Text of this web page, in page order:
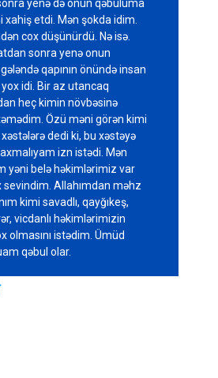
yenə də onun qəbuluma
xahiş etdi. Mən şokda idim.
cox düşünürdü. Nə isə.
sonra yenə onun
qapının önündə insan
idi. Bir az utancaq
heç kimin növbəsinə
Özü məni görən kimi
xəstələrə dedi ki, bu xəstəyə
izn istədi. Mən
yəni belə həkimlərimiz var
sevindim. Allahımdan məhz
kimi savadlı, qayğıkeş,
vicdanlı həkimlərimizin
olmasını istədim. Ümüd
qəbul olar.